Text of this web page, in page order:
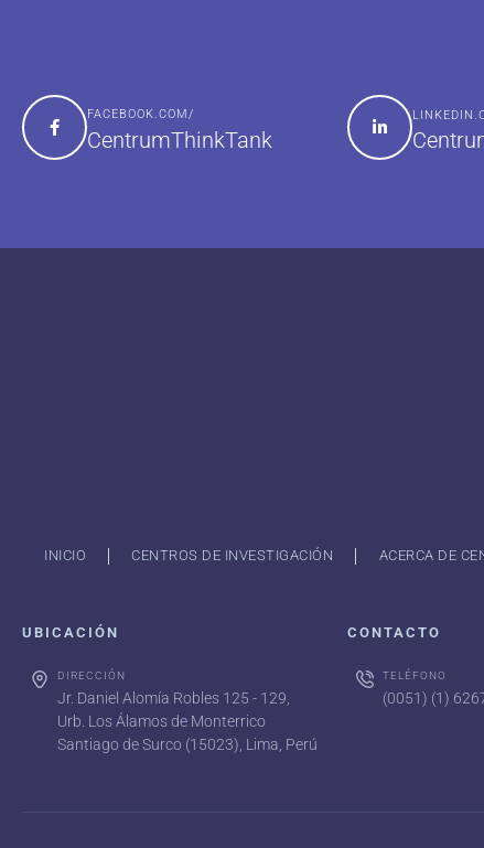
FACEBOOK.COM/
CentrumThinkTank
INICIO CENTROS DE INVESTIGACIÓN ACERCA DE
UBICACIÓN
DIRECCIÓN
Jr. Daniel Alomía Robles 125 - 129,
Urb. Los Álamos de Monterrico
Santiago de Surco (15023), Lima, Perú
CONTACTO
TELÉFONO
(0051) (1)